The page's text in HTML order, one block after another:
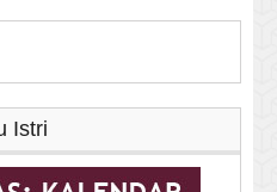
Istri